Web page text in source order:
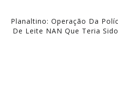
Planaltino: Operação Da
De Leite NAN Que Teria